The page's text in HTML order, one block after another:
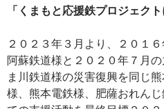
「くまもと応援鉄プロジェクト
２０２３年３月より、２０１
阿蘇鉄道様と２０２０年７月
ま川鉄道様の災害復興を同じ
様、熊本電鉄様、肥薩おれん